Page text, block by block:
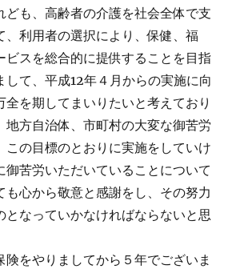
ども、高齢者の介護を社会全体で支
、利用者の選択により、保健、福
ビスを総合的に提供することを目指
して、平成12年４月からの実施に向
全を期してまいりたいと考えており
地方自治体、市町村の大変な御苦労
この目標のとおりに実施をしていけ
御苦労いただいていることについて
も心から敬意と感謝をし、その努力
となっていかなければならないと思
険をやりましてから５年でございま